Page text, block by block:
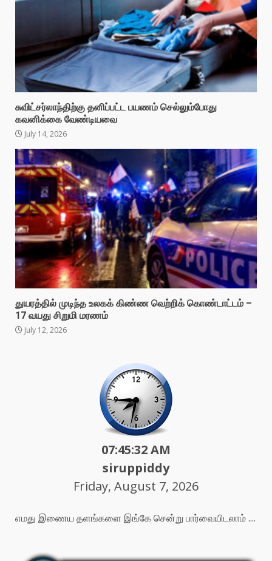
சுவிட்சர்லாந்திற்கு தனிப்பட்ட பயணம் செல்லும்போது
கவனிக்கை வேண்டியவை
July 14, 2026
துயரத்தில் முடிந்த உலகக் கிண்ண வெற்றிக் கொண்டாட்டம் –
17 வயது சிறுமி மரணம்
July 12, 2026
07:45:34 AM
siruppiddy
Friday, August 7, 2026
எமது இணைய தளங்களை இங்கே சென்று பார்வையிடலாம் ....